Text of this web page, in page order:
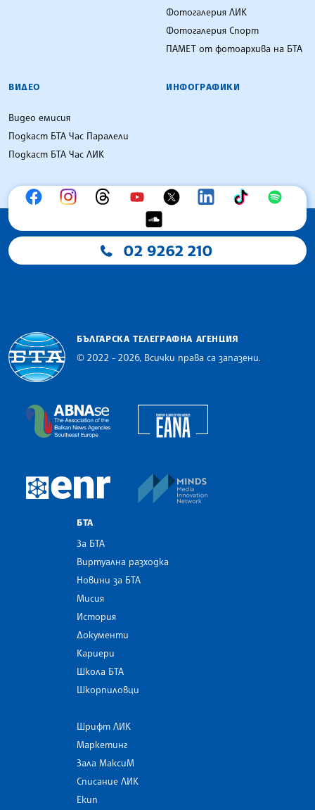
Фотогалерия ЛИК
Фотогалерия Спорт
ПАМЕТ от фотоархива на БТА
ВИДЕО
Видео емисия
Подкаст БТА Час Паралели
Подкаст БТА Час ЛИК
ИНФОГРАФИКИ
02 9262 210
БЪЛГАРСКА ТЕЛЕГРАФНА АГЕНЦИЯ
© 2022 - 2026, Всички права са запазени.
The Assocoation of the Balkan News Agencies
European Newsroom
БТА
За БТА
Виртуална разходка
Новини за БТА
Мисия
История
Документи
Кариери
Школа БТА
Шкорпиловци
Шрифт ЛИК
Маркетинг
Зала МаксиМ
Списание ЛИК
Екип